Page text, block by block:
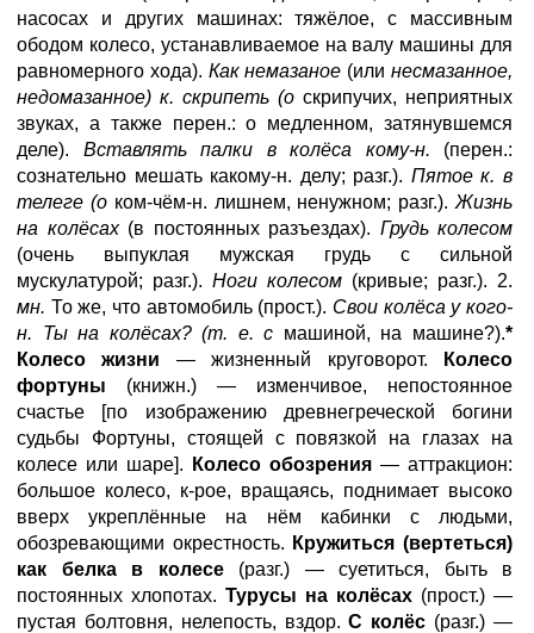
насосах и других машинах: тяжёлое, с массивным
ободом колесо, устанавливаемое на валу машины для
равномерного хода). Как немазаное (илинесмазанное,
недомазанное) к. скрипеть (о скрипучих, неприятных
звуках, а также перен.: о медленном, затянувшемся
деле). Вставлять палки в колёса кому-н. (перен.:
сознательно мешать какому-н. делу; разг.). Пятое к. в
телеге (оком-чём-н. лишнем, ненужном; разг.).Жизнь
на колёсах(в постоянных разъездах). Грудь колесом
(очень выпуклая мужская грудь с сильной
мускулатурой; разг.). Ноги колесом (кривые; разг.). 2.
мн. То же, что автомобиль (прост.). Свои колёса у кого-
н. Ты на колёсах? (т. е. с машиной, на машине?).*
Колесо жизни — жизненный круговорот. Колесо
фортуны (книжн.) — изменчивое, непостоянное
счастье [по изображению древнегреческой богини
судьбы Фортуны, стоящей с повязкой на глазах на
колесе или шаре]. Колесо обозрения — аттракцион:
большое колесо, к-рое, вращаясь, поднимает высоко
вверх укреплённые на нём кабинки с людьми,
обозревающими окрестность. Кружиться (вертеться)
как белка в колесе(разг.) — суетиться, быть в
постоянных хлопотах. Турусы на колёсах (прост.) —
пустая болтовня, нелепость, вздор. С колёс (разг.) —